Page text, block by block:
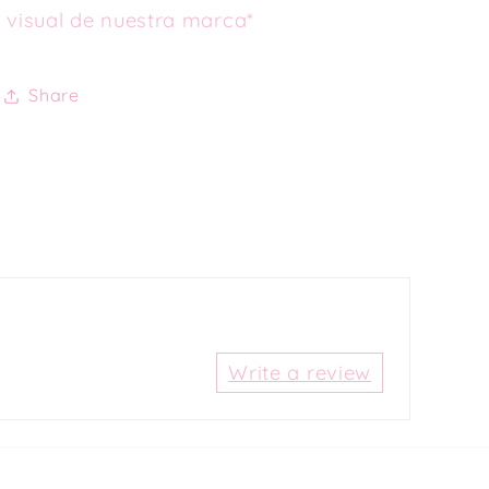
visual de nuestra marca*
Share
Write a review